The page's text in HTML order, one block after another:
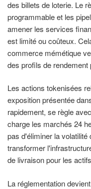
des billets de loterie. Le
programmable et les
amener les services
est limité ou coûteux.
commerce mémétique
des profils de rendement
Les actions tokenisées
exposition présentée
rapidement, se règle
charge les marchés 24
pas d'éliminer la
transformer
de livraison pour les
La réglementation